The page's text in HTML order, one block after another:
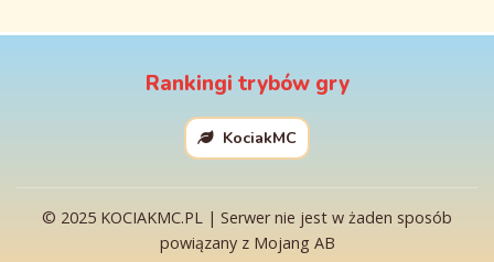
Rankingi trybów gry
KociakMC
© 2025 KOCIAKMC.PL | Serwer nie jest w żaden sposób
powiązany z Mojang AB